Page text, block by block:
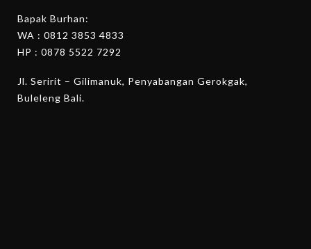
Bapak Burhan:
WA : 0812 3853 4833
HP : 0878 5522 7292
Jl. Seririt – Gilimanuk, Penyabangan Gerokgak,
Buleleng Bali.